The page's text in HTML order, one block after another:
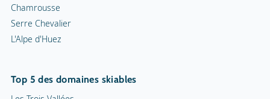
Chamrousse
Serre Chevalier
L'Alpe d'Huez
Top 5 des domaines skiables